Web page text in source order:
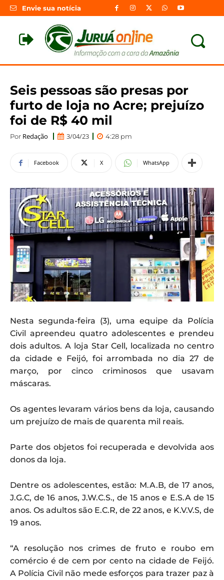
Envie sua notícia
Seis pessoas são presas por
furto de loja no Acre; prejuízo
foi de R$ 40 mil
Por Redação 3/04/23 4:28 pm
Facebook X WhatsApp
Nesta segunda-feira (3), uma equipe da Polícia
Civil apreendeu quatro adolescentes e prendeu
dois adultos. A loja Star Cell, localizada no centro
da cidade e Feijó, foi arrombada no dia 27 de
março, por cinco criminosos que usavam
máscaras.
Os agentes levaram vários bens da loja, causando
um prejuízo de mais de quarenta mil reais.
Parte dos objetos foi recuperada e devolvida aos
donos da loja.
Dentre os adolescentes, estão: M.A.B, de 17 anos,
J.G.C, de 16 anos, J.W.C.S., de 15 anos e E.S.A de 15
anos. Os adultos são E.C.R, de 22 anos, e K.V.V.S, de
19 anos.
“A resolução nos crimes de fruto e roubo em
comércio é de cem por cento na cidade de Feijó.
A Polícia Civil não mede esforços para trazer paz à